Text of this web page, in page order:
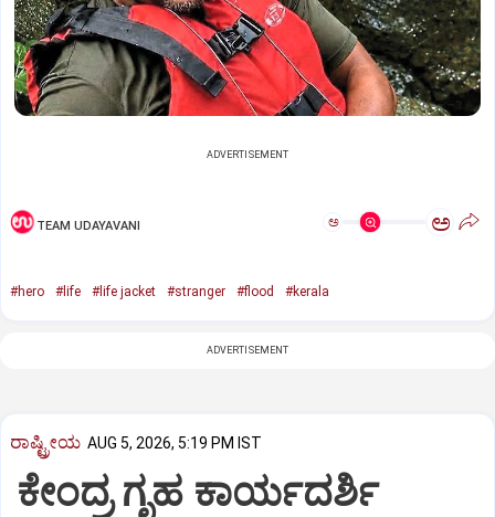
ADVERTISEMENT
TEAM UDAYAVANI ಅ ಅ
#hero #life #life jacket #stranger #flood #kerala
ADVERTISEMENT
ರಾಷ್ಟ್ರೀಯ AUG 5, 2026, 5:19 PM IST
ಕೇಂದ್ರ ಗೃಹ ಕಾರ್ಯದರ್ಶಿ